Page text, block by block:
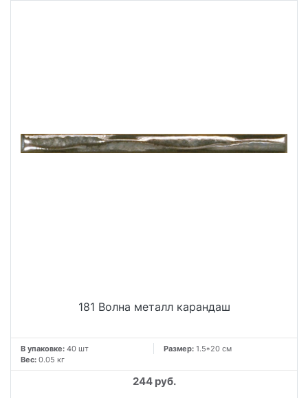
181 Волна металл карандаш
В упаковке: 40 шт Размер: 1.5*20 см
Вес: 0.05 кг
244 руб.